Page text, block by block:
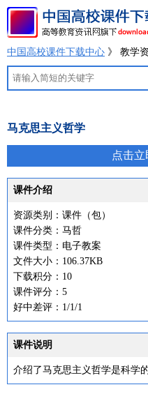
中国高校课件下载中心 》 教学
马克思主义哲学
点击
课件介绍
资源类别：课件（包）
课件分类：马哲
课件类型：电子教案
文件大小：106.37KB
下载积分：10
课件评分：5
好中差评：1/1/1
课件说明
介绍了马克思主义哲学是科学